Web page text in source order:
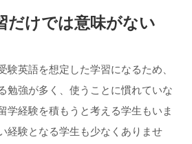
だけでは意味がない
験英語を想定した学習になるため、
勉強が多く、使うことに慣れていな
学経験を積もうと考える学生もいま
経験となる学生も少なくありませ